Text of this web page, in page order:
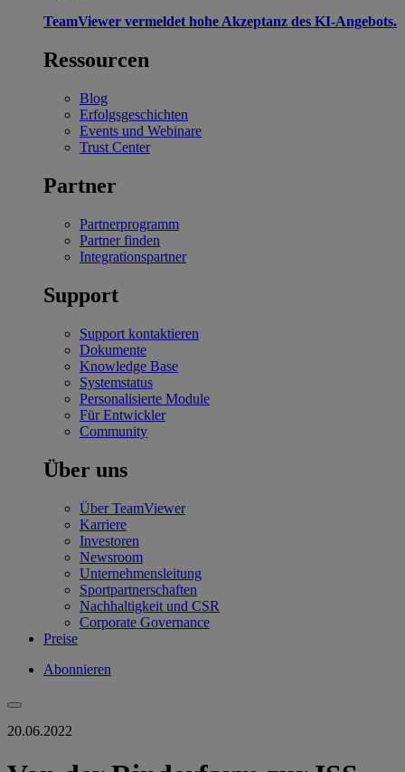
TeamViewer vermeldet hohe Akzeptanz des KI-Angebots.
Ressourcen
Blog
Erfolgsgeschichten
Events und Webinare
Trust Center
Partner
Partnerprogramm
Partner finden
Integrationspartner
Support
Support kontaktieren
Dokumente
Knowledge Base
Systemstatus
Personalisierte Module
Für Entwickler
Community
Über uns
Über TeamViewer
Karriere
Investoren
Newsroom
Unternehmensleitung
Sportpartnerschaften
Nachhaltigkeit und CSR
Corporate Governance
Preise
Abonnieren
20.06.2022